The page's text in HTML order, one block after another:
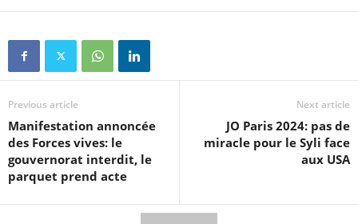
Previous article
Manifestation annoncée
des Forces vives: le
gouvernorat interdit, le
parquet prend acte
Next article
JO Paris 2024: pas de
miracle pour le Syli face
aux USA